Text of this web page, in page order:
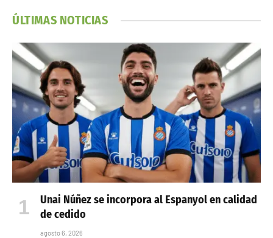
ÚLTIMAS NOTICIAS
Unai Núñez se incorpora al Espanyol en calidad
de cedido
agosto 6, 2026